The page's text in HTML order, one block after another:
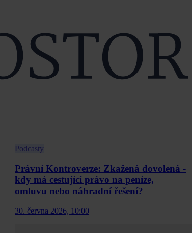
Podcasty
Právní Kontroverze: Zkažená dovolená -
kdy má cestující právo na peníze,
omluvu nebo náhradní řešení?
30. června 2026, 10:00